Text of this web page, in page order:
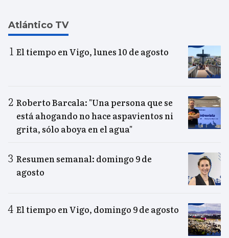
Atlántico TV
El tiempo en Vigo, lunes 10 de agosto
Roberto Barcala: "Una persona que se
está ahogando no hace aspavientos ni
grita, sólo aboya en el agua"
Resumen semanal: domingo 9 de
agosto
El tiempo en Vigo, domingo 9 de agosto